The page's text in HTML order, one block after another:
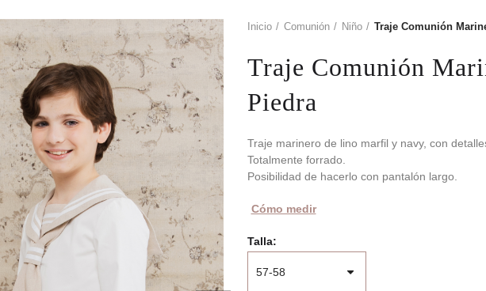
Inicio Comunión Niño Traje Comunión
Traje Comunión
Piedra
Traje marinero de lino marfil y navy, con
Totalmente forrado.
Posibilidad de hacerlo con pantalón largo.
Cómo medir
Talla